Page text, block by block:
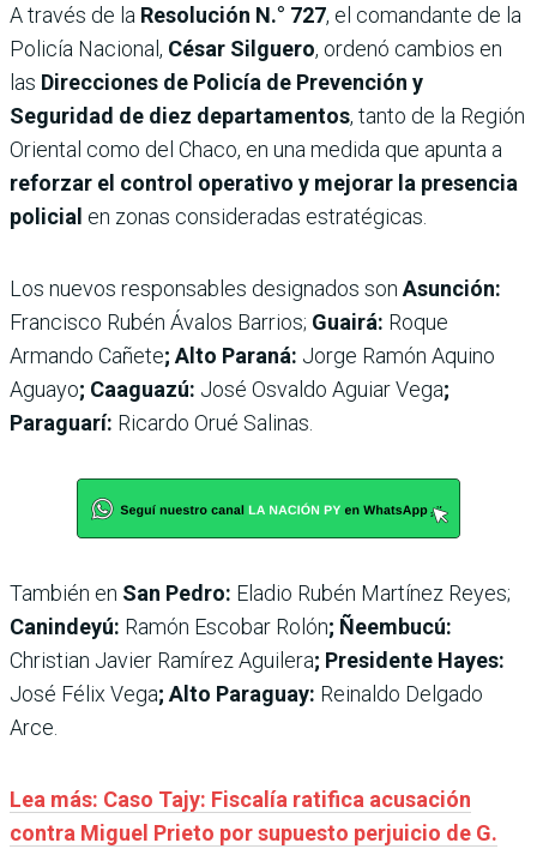
A través de la Resolución N.° 727, el comandante de la
Policía Nacional, César Silguero, ordenó cambios en
las Direcciones de Policía de Prevención y
Seguridad de diez departamentos, tanto de la Región
Oriental como del Chaco, en una medida que apunta a
reforzar el control operativo y mejorar la presencia
policial en zonas consideradas estratégicas.
Los nuevos responsables designados son Asunción:
Francisco Rubén Ávalos Barrios; Guairá: Roque
Armando Cañete; Alto Paraná: Jorge Ramón Aquino
Aguayo; Caaguazú: José Osvaldo Aguiar Vega;
Paraguarí: Ricardo Orué Salinas.
También en San Pedro: Eladio Rubén Martínez Reyes;
Canindeyú: Ramón Escobar Rolón; Ñeembucú:
Christian Javier Ramírez Aguilera; Presidente Hayes:
José Félix Vega; Alto Paraguay: Reinaldo Delgado
Arce.
Lea más: Caso Tajy: Fiscalía ratifica acusación
contra Miguel Prieto por supuesto perjuicio de G.